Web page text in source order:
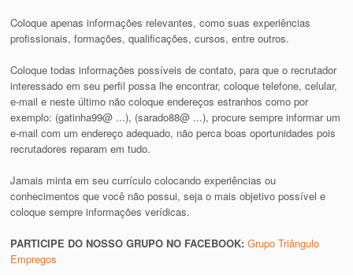
Coloque apenas informações relevantes, como suas experiências
profissionais, formações, qualificações, cursos, entre outros.
Coloque todas informações possíveis de contato, para que o recrutador
interessado em seu perfil possa lhe encontrar, coloque telefone, celular,
e-mail e neste último não coloque endereços estranhos como por
exemplo: (gatinha99@ ...), (sarado88@ ...), procure sempre informar um
e-mail com um endereço adequado, não perca boas oportunidades pois
recrutadores reparam em tudo.
Jamais minta em seu currículo colocando experiências ou
conhecimentos que você não possui, seja o mais objetivo possível e
coloque sempre informações verídicas.
PARTICIPE DO NOSSO GRUPO NO FACEBOOK:Grupo Triângulo
Empregos